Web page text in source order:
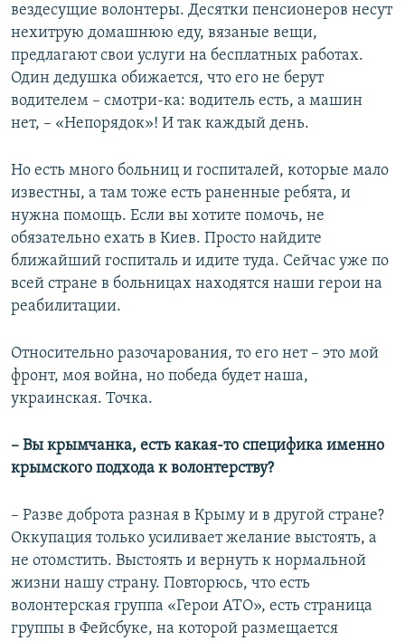
вездесущие волонтеры. Десятки пенсионеров несут
нехитрую домашнюю еду, вязаные вещи,
предлагают свои услуги на бесплатных работах.
Один дедушка обижается, что его не берут
водителем – смотри-ка: водитель есть, а машин
нет, – «Непорядок»! И так каждый день.
Но есть много больниц и госпиталей, которые мало
известны, а там тоже есть раненные ребята, и
нужна помощь. Если вы хотите помочь, не
обязательно ехать в Киев. Просто найдите
ближайший госпиталь и идите туда. Сейчас уже по
всей стране в больницах находятся наши герои на
реабилитации.
Относительно разочарования, то его нет – это мой
фронт, моя война, но победа будет наша,
украинская. Точка.
– Вы крымчанка, есть какая-то специфика именно
крымского подхода к волонтерству?
– Разве доброта разная в Крыму и в другой стране?
Оккупация только усиливает желание выстоять, а
не отомстить. Выстоять и вернуть к нормальной
жизни нашу страну. Повторюсь, что есть
волонтерская группа «Герои АТО», есть страница
группы в Фейсбуке, на которой размещается